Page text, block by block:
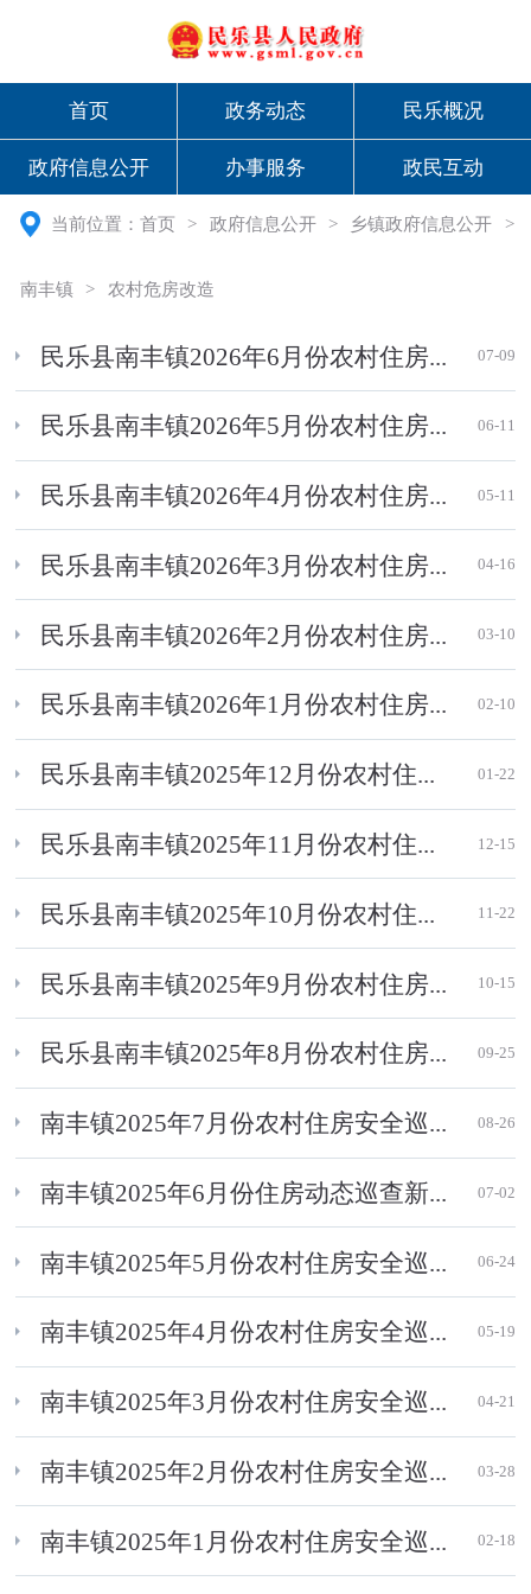
首页 政务动态 民乐概况
政府信息公开 办事服务 政民互动
当前位置：首页 > 政府信息公开 > 乡镇政府信息公开 >
南丰镇 > 农村危房改造
民乐县南丰镇2026年6月份农村住房... 07-09
民乐县南丰镇2026年5月份农村住房... 06-11
民乐县南丰镇2026年4月份农村住房... 05-11
民乐县南丰镇2026年3月份农村住房... 04-16
民乐县南丰镇2026年2月份农村住房... 03-10
民乐县南丰镇2026年1月份农村住房... 02-10
民乐县南丰镇2025年12月份农村住... 01-22
民乐县南丰镇2025年11月份农村住... 12-15
民乐县南丰镇2025年10月份农村住... 11-22
民乐县南丰镇2025年9月份农村住房... 10-15
民乐县南丰镇2025年8月份农村住房... 09-25
南丰镇2025年7月份农村住房安全巡... 08-26
南丰镇2025年6月份住房动态巡查新... 07-02
南丰镇2025年5月份农村住房安全巡... 06-24
南丰镇2025年4月份农村住房安全巡... 05-19
南丰镇2025年3月份农村住房安全巡... 04-21
南丰镇2025年2月份农村住房安全巡... 03-28
南丰镇2025年1月份农村住房安全巡... 02-18